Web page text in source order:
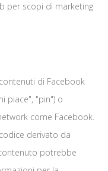
per scopi di marketing
di Facebook
piace", "pin") o
come Facebook.
derivato da
potrebbe